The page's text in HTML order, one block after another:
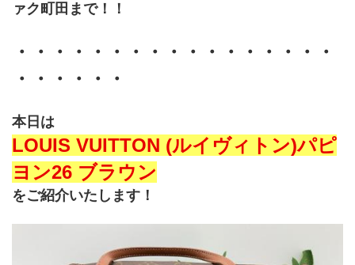
ァク町田まで！！
・・・・・・・・・・・・・・・・・
・・・・・・
本日は
LOUIS VUITTON (ルイヴィトン)パピ
ヨン26 ブラウン
をご紹介いたします！